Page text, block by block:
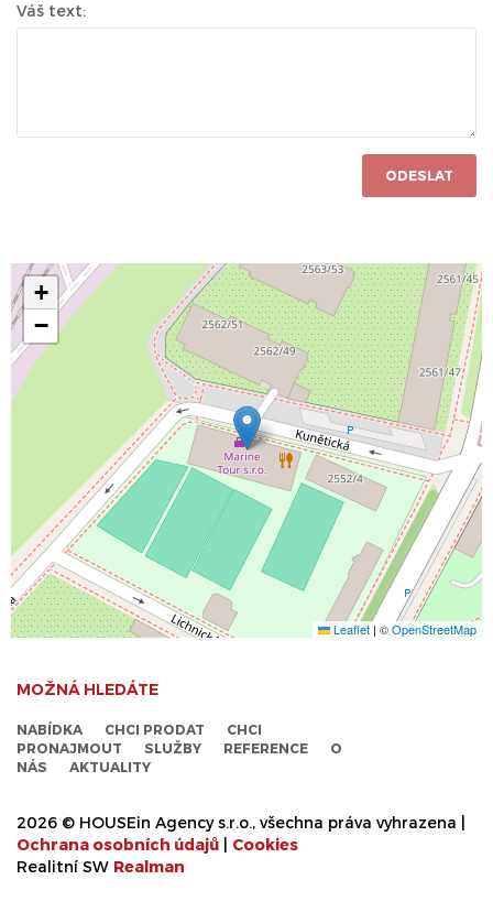
Váš text:
ODESLAT
+
−
Leaflet | ©OpenStreetMap
MOŽNÁ HLEDÁTE
NABÍDKA CHCI PRODAT
CHCI
PRONAJMOUT
SLUŽBY REFERENCE
O
NÁS
AKTUALITY
2026 © HOUSEin Agency s.r.o., všechna práva vyhrazena |
Ochrana osobních údajů
Cookies
Realitní SW Realman